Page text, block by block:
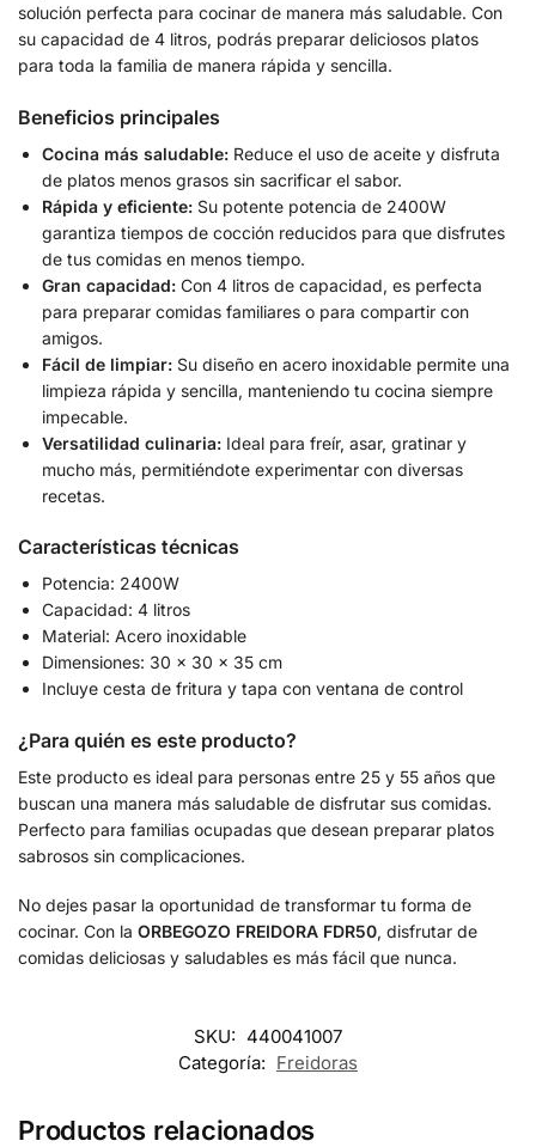
solución perfecta para cocinar de manera más saludable. Con
su capacidad de 4 litros, podrás preparar deliciosos platos
para toda la familia de manera rápida y sencilla.
Beneficios principales
Cocina más saludable: Reduce el uso de aceite y disfruta
de platos menos grasos sin sacrificar el sabor.
Rápida y eficiente: Su potente potencia de 2400W
garantiza tiempos de cocción reducidos para que disfrutes
de tus comidas en menos tiempo.
Gran capacidad: Con 4 litros de capacidad, es perfecta
para preparar comidas familiares o para compartir con
amigos.
Fácil de limpiar: Su diseño en acero inoxidable permite una
limpieza rápida y sencilla, manteniendo tu cocina siempre
impecable.
Versatilidad culinaria: Ideal para freír, asar, gratinar y
mucho más, permitiéndote experimentar con diversas
recetas.
Características técnicas
Potencia: 2400W
Capacidad: 4 litros
Material: Acero inoxidable
Dimensiones: 30 x 30 x 35 cm
Incluye cesta de fritura y tapa con ventana de control
¿Para quién es este producto?
Este producto es ideal para personas entre 25 y 55 años que
buscan una manera más saludable de disfrutar sus comidas.
Perfecto para familias ocupadas que desean preparar platos
sabrosos sin complicaciones.
No dejes pasar la oportunidad de transformar tu forma de
cocinar. Con la ORBEGOZO FREIDORA FDR50, disfrutar de
comidas deliciosas y saludables es más fácil que nunca.
SKU: 440041007
Categoría: Freidoras
Productos relacionados